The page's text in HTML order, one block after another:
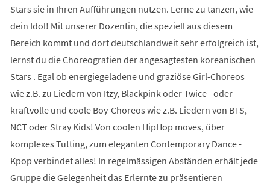
Stars sie in Ihren Aufführungen nutzen. Lerne zu tanzen, wie
dein Idol! Mit unserer Dozentin, die speziell aus diesem
Bereich kommt und dort deutschlandweit sehr erfolgreich ist,
lernst du die Choreografien der angesagtesten koreanischen
Stars . Egal ob energiegeladene und graziöse Girl-Choreos
wie z.B. zu Liedern von Itzy, Blackpink oder Twice - oder
kraftvolle und coole Boy-Choreos wie z.B. Liedern von BTS,
NCT oder Stray Kids! Von coolen HipHop moves, über
komplexes Tutting, zum eleganten Contemporary Dance -
Kpop verbindet alles! In regelmässigen Abständen erhält jede
Gruppe die Gelegenheit das Erlernte zu präsentieren